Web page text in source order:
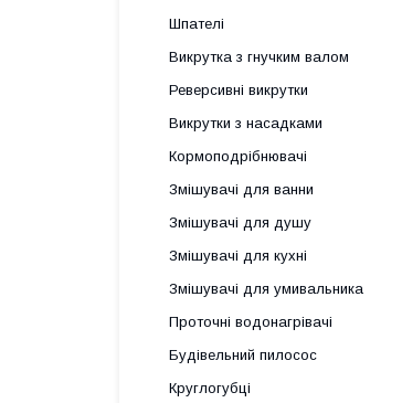
Шпателі
Викрутка з гнучким валом
Реверсивні викрутки
Викрутки з насадками
Кормоподрібнювачі
Змішувачі для ванни
Змішувачі для душу
Змішувачі для кухні
Змішувачі для умивальника
Проточні водонагрівачі
Будівельний пилосос
Круглогубці